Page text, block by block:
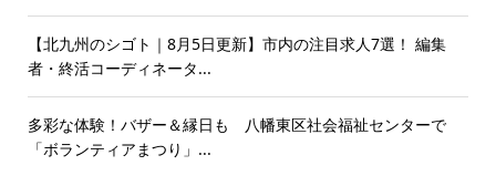
【北九州のシゴト｜8月5日更新】市内の注目求人7選！ 編集
者・終活コーディネータ...
多彩な体験！バザー＆縁日も 八幡東区社会福祉センターで
「ボランティアまつり」...